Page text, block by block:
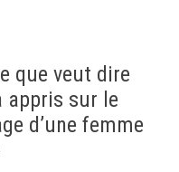
que veut dire
appris sur le
d’une femme